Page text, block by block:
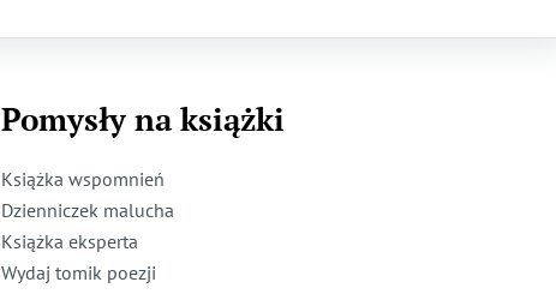
Pomysły na książki
Książka wspomnień
Dzienniczek malucha
Książka eksperta
Wydaj tomik poezji